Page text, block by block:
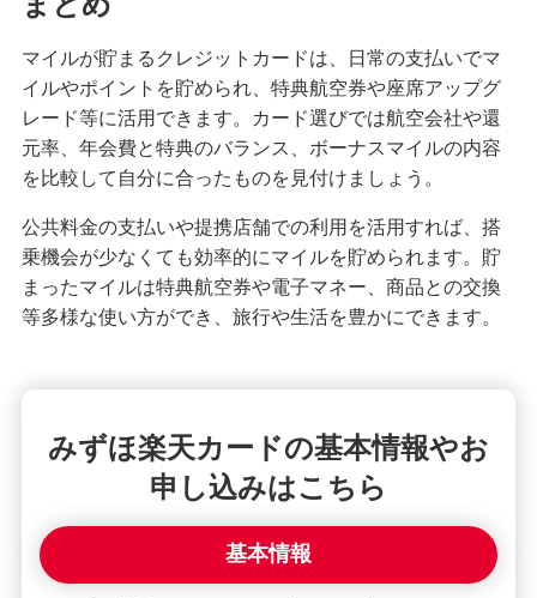
マイルが貯まるクレジットカードは、日常の支払いでマ
イルやポイントを貯められ、特典航空券や座席アップグ
レード等に活用できます。カード選びでは航空会社や還
元率、年会費と特典のバランス、ボーナスマイルの内容
を比較して自分に合ったものを見付けましょう。
公共料金の支払いや提携店舗での利用を活用すれば、搭
乗機会が少なくても効率的にマイルを貯められます。貯
まったマイルは特典航空券や電子マネー、商品との交換
等多様な使い方ができ、旅行や生活を豊かにできます。
みずほ楽天カードの基本情報やお
申し込みはこちら
基本情報